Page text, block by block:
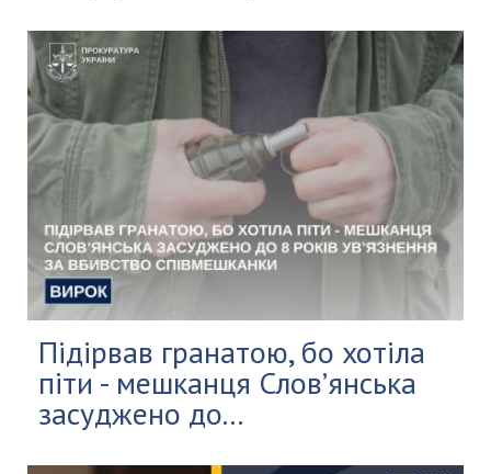
Підірвав гранатою, бо хотіла
піти - мешканця Слов’янська
засуджено до...